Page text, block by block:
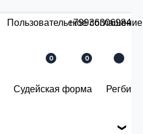
Пользовательское соглашение
+79936306984
0 0
Судейская форма
Регби